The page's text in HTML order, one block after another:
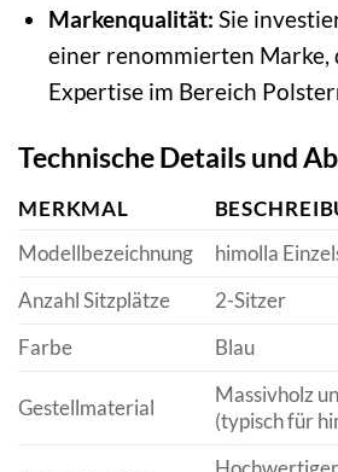
Markenqualität: Sie
einer renommierten Marke,
Expertise im Bereich
Technische Details und
MERKMAL
Modellbezeichnung
himolla
Anzahl Sitzplätze
2-Sitzer
Farbe
Blau
Gestellmaterial
Massivholz
(typisch für